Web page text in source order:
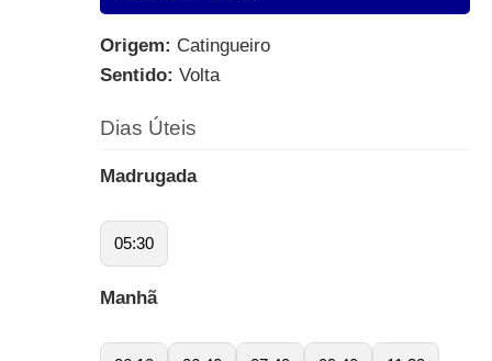
Origem: Catingueiro
Sentido: Volta
Dias Úteis
Madrugada
05:30
Manhã